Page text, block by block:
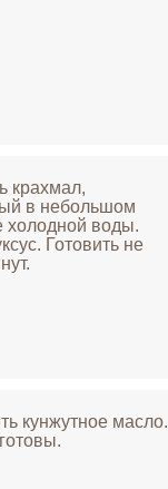
крахмал,
в небольшом
холодной воды.
Готовить не
кунжутное масло.